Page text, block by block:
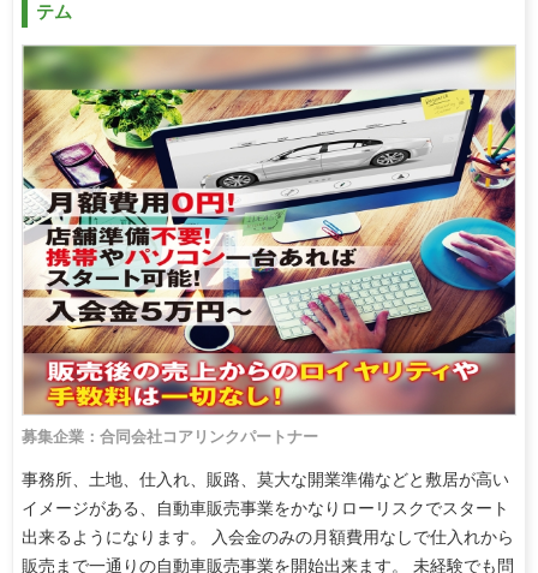
テム
募集企業：合同会社コアリンクパートナー
事務所、土地、仕入れ、販路、莫大な開業準備などと敷居が高い
イメージがある、自動車販売事業をかなりローリスクでスタート
出来るようになります。 入会金のみの月額費用なしで仕入れから
販売まで一通りの自動車販売事業を開始出来ます。 未経験でも問